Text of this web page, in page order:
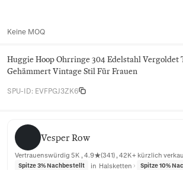
Keine MOQ
Huggie Hoop Ohrringe 304 Edelstahl Vergoldet
Gehämmert Vintage Stil Für Frauen
SPU-ID: EVFPGJ3ZK6
Vesper Row
Vesper Row
Vertrauenswürdig 5K , 4.9★(341) , 42K+ kürzlich
Spitze 3% Nachbestellt in Halsketten Spitze 10%